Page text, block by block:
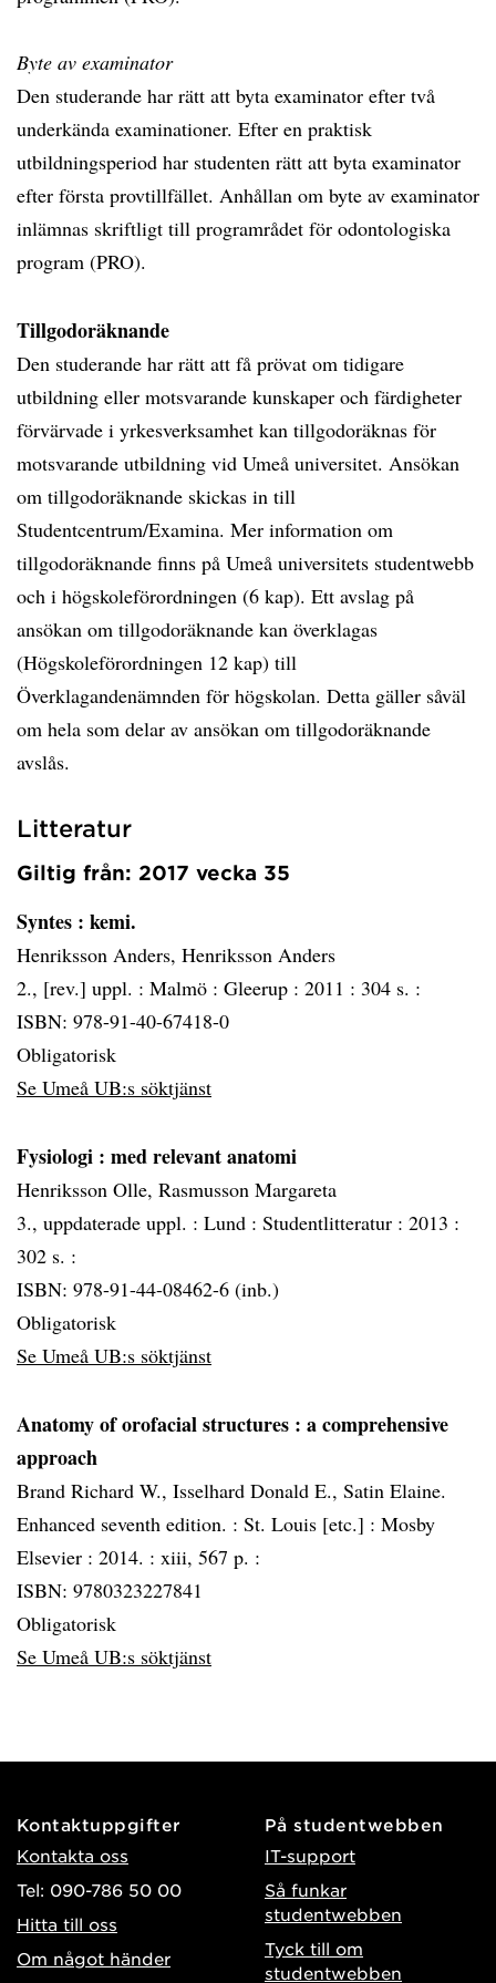
Byte av examinator
Den studerande har rätt att byta examinator efter två
underkända examinationer. Efter en praktisk
utbildningsperiod har studenten rätt att byta examinator
efter första provtillfället. Anhållan om byte av examinator
inlämnas skriftligt till programrådet för odontologiska
program (PRO).
Tillgodoräknande
Den studerande har rätt att få prövat om tidigare
utbildning eller motsvarande kunskaper och färdigheter
förvärvade i yrkesverksamhet kan tillgodoräknas för
motsvarande utbildning vid Umeå universitet. Ansökan
om tillgodoräknande skickas in till
Studentcentrum/Examina. Mer information om
tillgodoräknande finns på Umeå universitets studentwebb
och i högskoleförordningen (6 kap). Ett avslag på
ansökan om tillgodoräknande kan överklagas
(Högskoleförordningen 12 kap) till
Överklagandenämnden för högskolan. Detta gäller såväl
om hela som delar av ansökan om tillgodoräknande
avslås.
Litteratur
Giltig från: 2017 vecka 35
Syntes : kemi.
Henriksson Anders, Henriksson Anders
2., [rev.] uppl. : Malmö : Gleerup : 2011 : 304 s. :
ISBN: 978-91-40-67418-0
Obligatorisk
Se Umeå UB:s söktjänst
Fysiologi : med relevant anatomi
Henriksson Olle, Rasmusson Margareta
3., uppdaterade uppl. : Lund : Studentlitteratur : 2013 :
302 s. :
ISBN: 978-91-44-08462-6 (inb.)
Obligatorisk
Se Umeå UB:s söktjänst
Anatomy of orofacial structures : a comprehensive
approach
Brand Richard W., Isselhard Donald E., Satin Elaine.
Enhanced seventh edition. : St. Louis [etc.] : Mosby
Elsevier : 2014. : xiii, 567 p. :
ISBN: 9780323227841
Obligatorisk
Se Umeå UB:s söktjänst
Kontaktuppgifter
Kontakta oss
Tel: 090-786 50 00
Hitta till oss
Om något händer
På studentwebben
IT-support
Så funkar
studentwebben
Tyck till om
studentwebben